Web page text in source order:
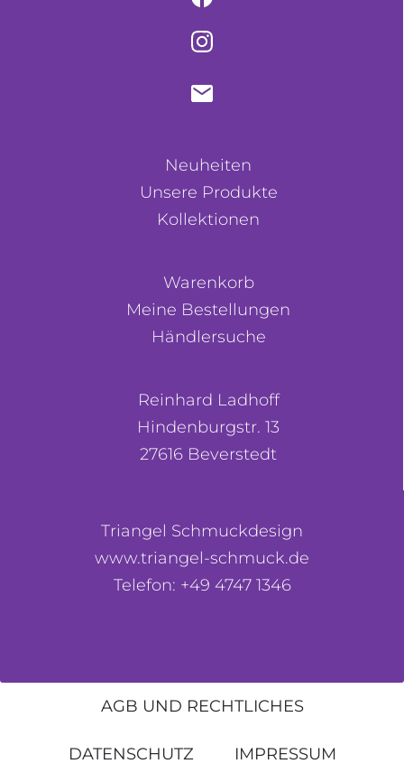
Neuheiten
Unsere Produkte
Kollektionen
Warenkorb
Meine Bestellungen
Händlersuche
Reinhard Ladhoff
Hindenburgstr. 13
27616 Beverstedt
Triangel Schmuckdesign
www.triangel-schmuck.de
Telefon: +49 4747 1346
AGB UND RECHTLICHES
DATENSCHUTZ IMPRESSUM